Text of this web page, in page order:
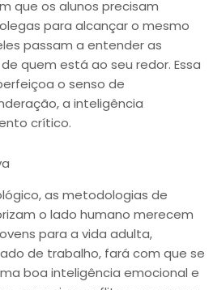
que os alunos precisam
para alcançar o mesmo
passam a entender as
quem está ao seu redor. Essa
o senso de
a inteligência
crítico.
as metodologias de
o lado humano merecem
para a vida adulta,
de trabalho, fará com que se
boa inteligência emocional e